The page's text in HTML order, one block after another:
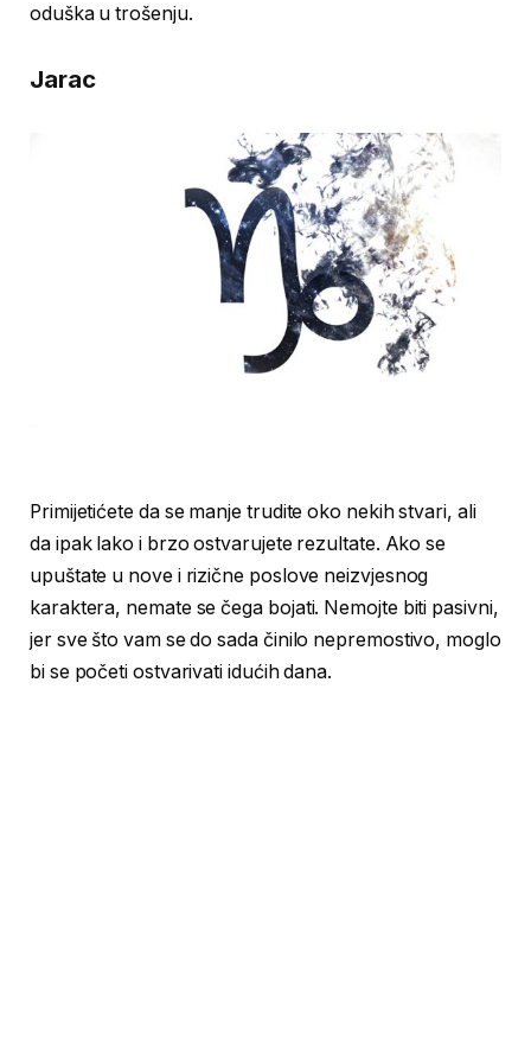
oduška u trošenju.
Jarac
Primijetićete da se manje trudite oko nekih stvari, ali
da ipak lako i brzo ostvarujete rezultate. Ako se
upuštate u nove i rizične poslove neizvjesnog
karaktera, nemate se čega bojati. Nemojte biti pasivni,
jer sve što vam se do sada činilo nepremostivo, moglo
bi se početi ostvarivati idućih dana.